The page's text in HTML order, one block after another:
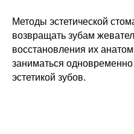
Методы эстетической
возвращать зубам
восстановления их
заниматься
эстетикой зубов.